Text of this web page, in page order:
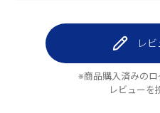
レビ
※商品購入済みの
レビューを